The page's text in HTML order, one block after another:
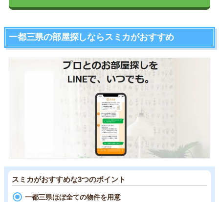
一都三県の部屋探しならスミカがおすすめ
スミカがおすすめな3つのポイント
一都三県ほぼ全ての物件を用意